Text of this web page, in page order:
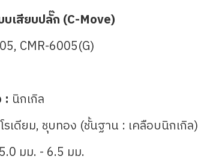
เสียบปลั๊ก (C-Move)
CMR-6005(G)
: นิกเกิล
รเดียม, ชุบทอง (ชั้นฐาน : เคลือบนิกเกิล)
5.0 มม. - 6.5 มม.